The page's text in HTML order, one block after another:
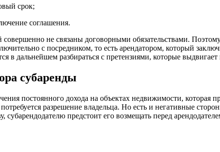
срок;
соглашения.
не связаны договорными обязательствами.
с посредником, то есть арендатором, который
в дальнейшем разбираться с претензиями, которые выдвигает
субаренды
постоянного дохода на объектах недвижимости, которая
разрешение владельца. Но есть и негативные
предстоит его возмещать перед